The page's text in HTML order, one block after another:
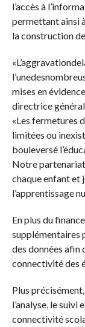
l’accès à
permettant ainsi
la construction
mises en
directrice
«Les fermetures
limitées ou
bouleversé
Notre
chaque enfant et
l’apprentissage
En plus du
supplémentaires
des données afin
connectivité des
Plus
l’analyse, le
connectivité